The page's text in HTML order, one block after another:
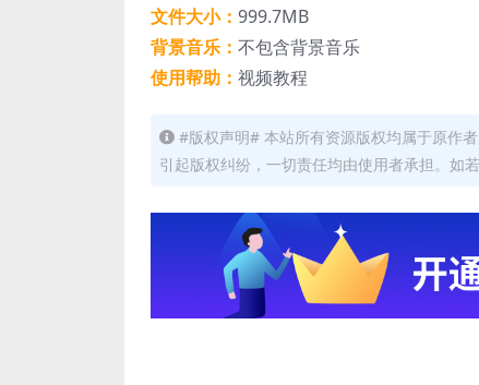
文件大小： 999.7MB
背景音乐： 不包含背景音乐
使用帮助： 视频教程
#版权声明# 本站所有资源版权均属于原作
引起版权纠纷，一切责任均由使用者承担。如